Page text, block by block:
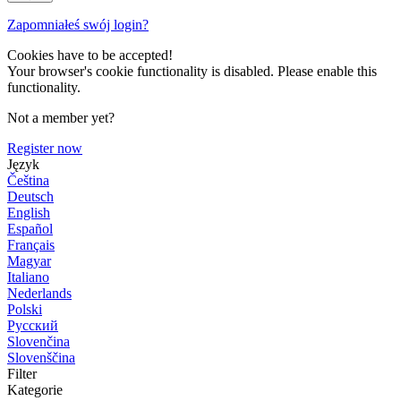
Zapomniałeś swój login?
Cookies have to be accepted!
Your browser's cookie functionality is disabled. Please enable this
functionality.
Not a member yet?
Register now
Język
Čeština
Deutsch
English
Español
Français
Magyar
Italiano
Nederlands
Polski
Русский
Slovenčina
Slovenščina
Filter
Kategorie